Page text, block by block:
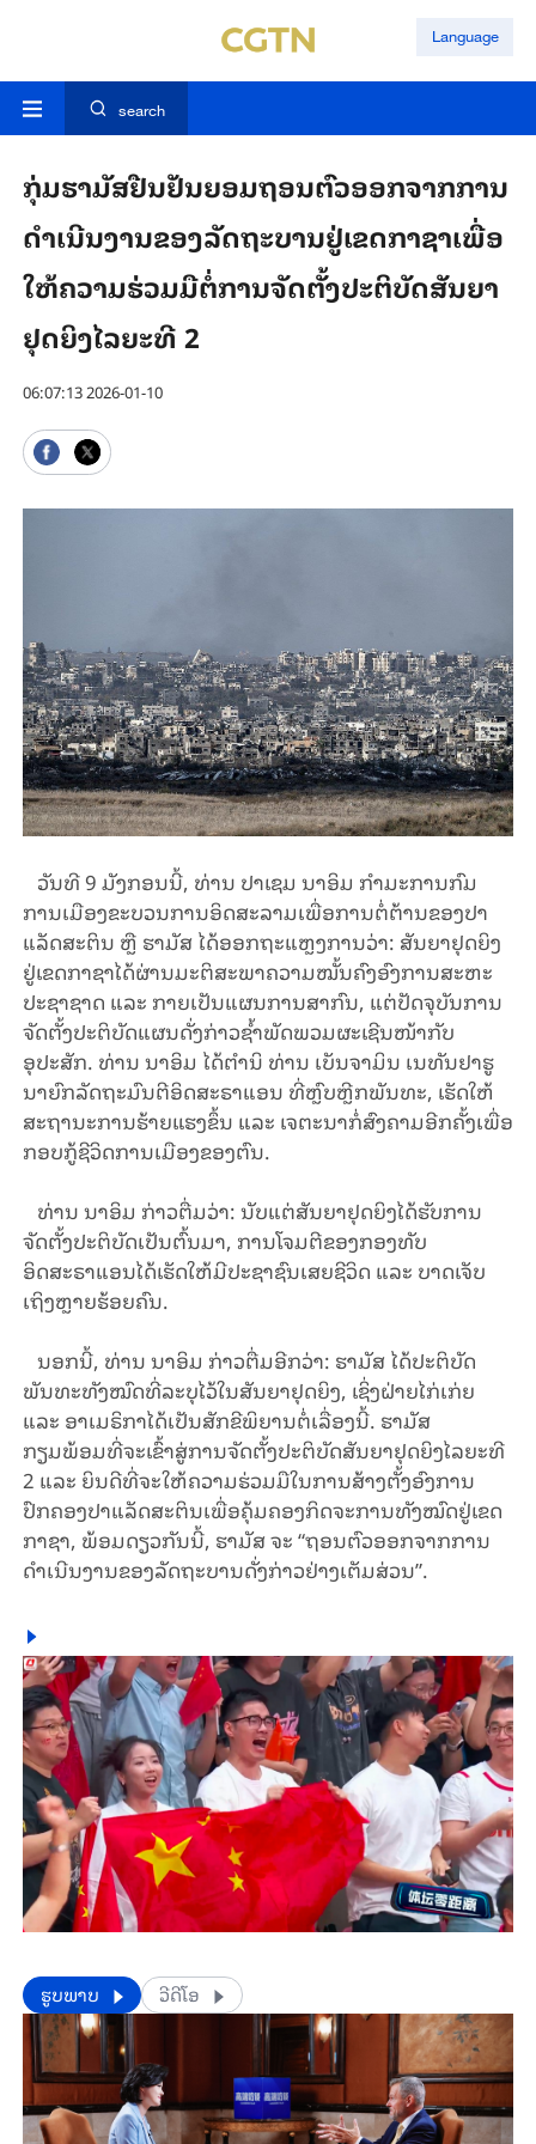
Language
search
ກຸ່ມຮາມັສຢືນຢັນຍອມຖອນຕົວອອກຈາກການ
ດໍາເນີນງານຂອງລັດຖະບານຢູ່ເຂດກາຊາເພື່ອ
ໃຫ້ຄວາມຮ່ວມມືຕໍ່ການຈັດຕັ້ງປະຕິບັດສັນຍາ
ຢຸດຍິງໄລຍະທີ 2
06:07:13 2026-01-10
ວັນທີ 9 ມັງກອນນີ້, ທ່ານ ປາເຊມ ນາອິມ ກໍາມະການກົມ
ການເມືອງຂະບວນການອິດສະລາມເພື່ອການຕໍ່ຕ້ານຂອງປາ
ແລັດສະຕິນ ຫຼື ຮາມັສ ໄດ້ອອກຖະແຫຼງການວ່າ: ສັນຍາຢຸດຍິງ
ຢູ່ເຂດກາຊາໄດ້ຜ່ານມະຕິສະພາຄວາມໝັ້ນຄົງອົງການສະຫະ
ປະຊາຊາດ ແລະ ກາຍເປັນແຜນການສາກົນ, ແຕ່ປັດຈຸບັນການ
ຈັດຕັ້ງປະຕິບັດແຜນດັ່ງກ່າວຊໍ້າພັດພວມຜະເຊີນໜ້າກັບ
ອຸປະສັກ. ທ່ານ ນາອິມ ໄດ້ຕໍານິ ທ່ານ ເບັນຈາມິນ ເນທັນຢາຮູ
ນາຍົກລັດຖະມົນຕີອິດສະຣາແອນ ທີ່ຫຼົບຫຼີກພັນທະ, ເຮັດໃຫ້
ສະຖານະການຮ້າຍແຮງຂຶ້ນ ແລະ ເຈຕະນາກໍ່ສົງຄາມອີກຄັ້ງເພື່ອ
ກອບກູ້ຊີວິດການເມືອງຂອງຕົນ.
ທ່ານ ນາອິມ ກ່າວຕື່ມວ່າ: ນັບແຕ່ສັນຍາຢຸດຍິງໄດ້ຮັບການ
ຈັດຕັ້ງປະຕິບັດເປັນຕົ້ນມາ, ການໂຈມຕີຂອງກອງທັບ
ອິດສະຣາແອນໄດ້ເຮັດໃຫ້ມີປະຊາຊົນເສຍຊີວິດ ແລະ ບາດເຈັບ
ເຖິງຫຼາຍຮ້ອຍຄົນ.
ນອກນີ້, ທ່ານ ນາອິມ ກ່າວຕື່ມອີກວ່າ: ຮາມັສ ໄດ້ປະຕິບັດ
ພັນທະທັງໝົດທີ່ລະບຸໄວ້ໃນສັນຍາຢຸດຍິງ, ເຊິ່ງຝ່າຍໄກ່ເກ່ຍ
ແລະ ອາເມຣິກາໄດ້ເປັນສັກຂີພິຍານຕໍ່ເລື່ອງນີ້. ຮາມັສ
ກຽມພ້ອມທີ່ຈະເຂົ້າສູ່ການຈັດຕັ້ງປະຕິບັດສັນຍາຢຸດຍິງໄລຍະທີ
2 ແລະ ຍິນດີທີ່ຈະໃຫ້ຄວາມຮ່ວມມືໃນການສ້າງຕັ້ງອົງການ
ປົກຄອງປາແລັດສະຕິນເພື່ອຄຸ້ມຄອງກິດຈະການທັງໝົດຢູ່ເຂດ
ກາຊາ, ພ້ອມດຽວກັນນີ້, ຮາມັສ ຈະ “ຖອນຕົວອອກຈາກການ
ດໍາເນີນງານຂອງລັດຖະບານດັ່ງກ່າວຢ່າງເຕັມສ່ວນ”.
​​ຮູບພາບ ວີດີໂອ